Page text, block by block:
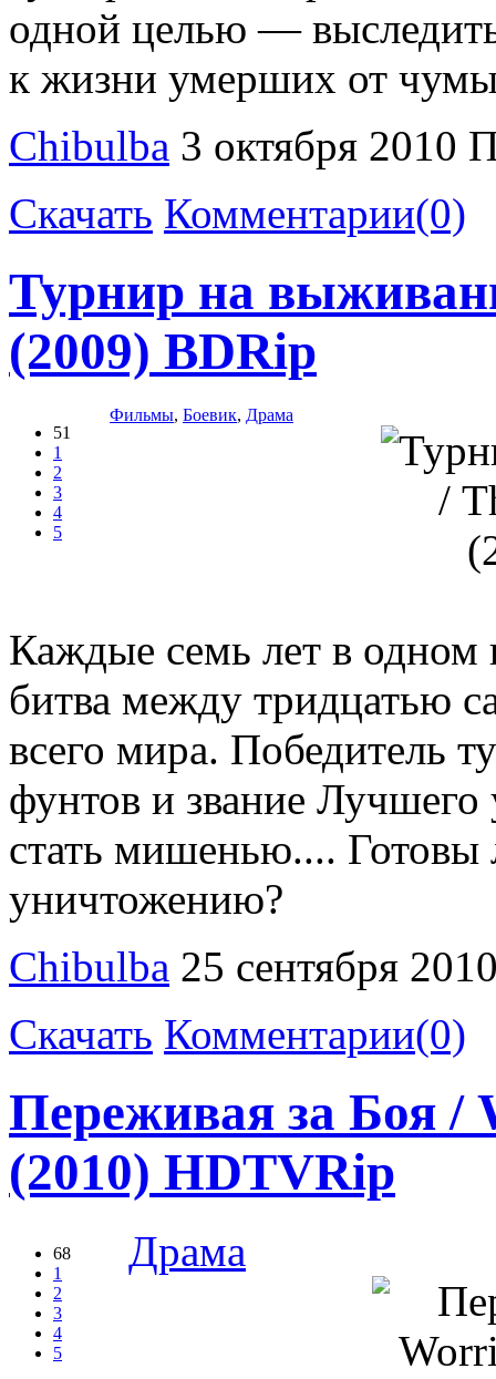
одной целью —
к жизни умерших от
Chibulba 3 октября 2010
Скачать Комментарии(0)
Турнир на
(2009) BDRip
51
1
2
3
4
5
Фильмы, Боевик, Драма
Каждые семь лет в одном
битва между тридцатью
всего мира. Победитель
фунтов и звание
стать мишенью.... Готовы
уничтожению?
Chibulba 25 сентября
Скачать Комментарии(0)
Переживая за Боя /
(2010) HDTVRip
68
1
2
3
4
5
Драма